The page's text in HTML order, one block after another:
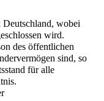
wobei
wird.
des öffentlichen
sind, so
für alle